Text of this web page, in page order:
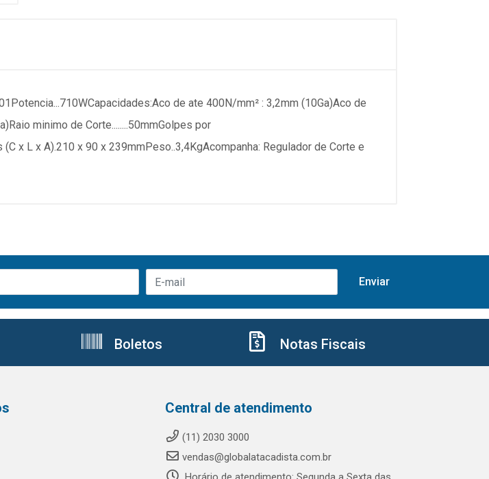
de ate 400N/mm² : 3,2mm (10Ga)Aco de
minimo de Corte........50mmGolpes por
x L x A).210 x 90 x 239mmPeso..3,4KgAcompanha: Regulador de Corte e
Boletos Notas Fiscais
Central de atendimento
(11) 2030 3000
vendas@globalatacadista.com.br